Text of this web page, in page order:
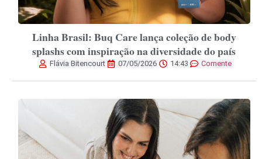
Linha Brasil: Buq Care lança coleção de body
splashs com inspiração na diversidade do país
Flávia Bitencourt 07/05/2026 14:43 Comente